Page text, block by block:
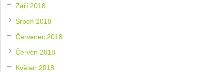
Září 2018
Srpen 2018
Červenec 2018
Červen 2018
Květen 2018